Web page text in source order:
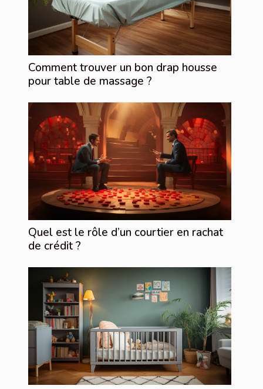
Comment trouver un bon drap housse
pour table de massage ?
Quel est le rôle d’un courtier en rachat
de crédit ?